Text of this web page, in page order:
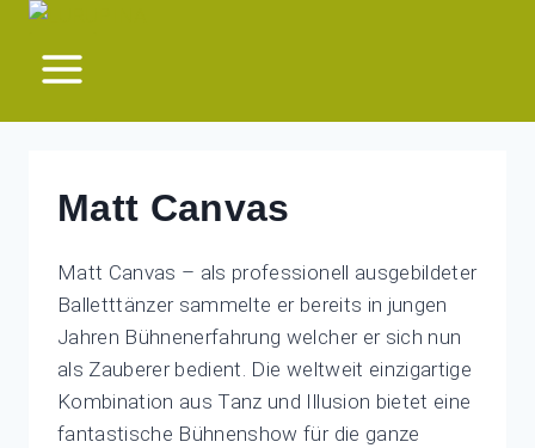
Zum
springen
Matt Canvas
Matt Canvas – als professionell ausgebildeter
Balletttänzer sammelte er bereits in jungen
Jahren Bühnenerfahrung welcher er sich nun
als Zauberer bedient. Die weltweit einzigartige
Kombination aus Tanz und Illusion bietet eine
fantastische Bühnenshow für die ganze